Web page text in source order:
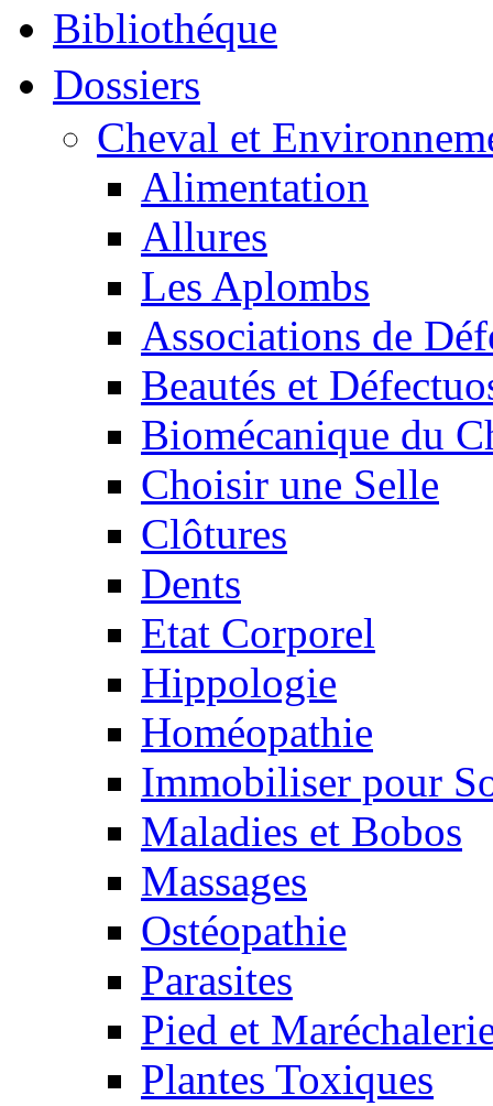
Bibliothéque
Dossiers
Cheval et
Alimentation
Allures
Les Aplombs
Associations de
Beautés et
Biomécanique du
Choisir une Selle
Clôtures
Dents
Etat Corporel
Hippologie
Homéopathie
Immobiliser pour
Maladies et Bobos
Massages
Ostéopathie
Parasites
Pied et
Plantes Toxiques